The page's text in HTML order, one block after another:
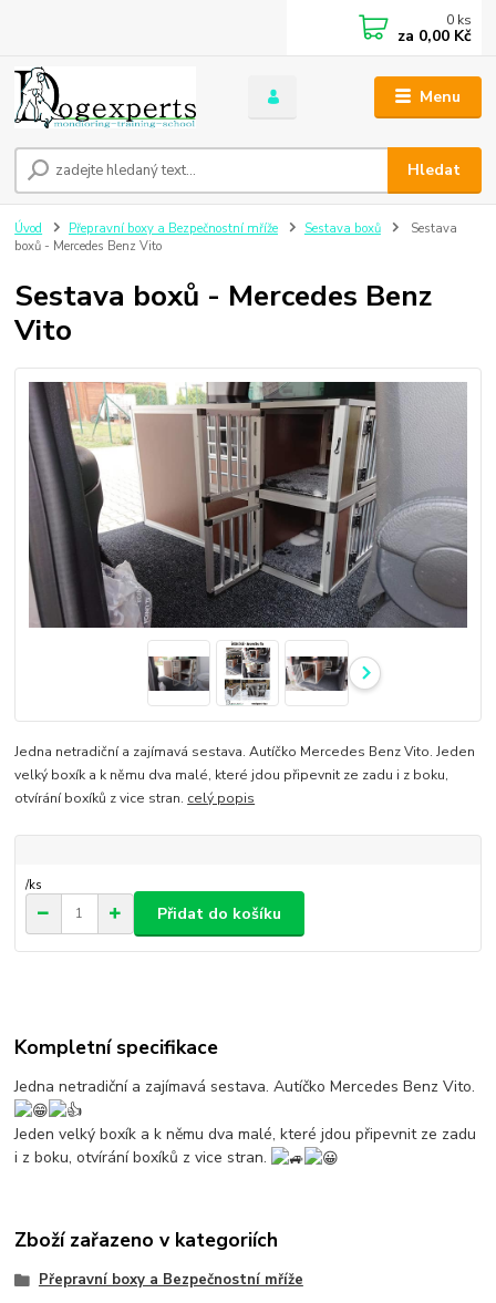
Menu
Hledat
0 ks
za 0,00 Kč
Úvod Přepravní boxy a Bezpečnostní mříže Sestava boxů
Sestava
boxů - Mercedes Benz Vito
Sestava boxů - Mercedes Benz
Vito
Jedna netradiční a zajímavá sestava. Autíčko Mercedes Benz Vito. Jeden
velký boxík a k němu dva malé, které jdou připevnit ze zadu i z boku,
otvírání boxíků z vice stran. celý popis
/ks
Přidat do košíku
Kompletní specifikace
Jedna netradiční a zajímavá sestava. Autíčko Mercedes Benz Vito.
Jeden velký boxík a k němu dva malé, které jdou připevnit ze zadu
i z boku, otvírání boxíků z vice stran.
Zboží zařazeno v kategoriích
Přepravní boxy a Bezpečnostní mříže